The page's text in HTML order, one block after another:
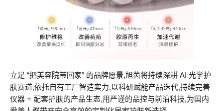
立足 “把美容院带回家” 的品牌愿景,旭茵将持续深耕 AI 光学护
肤赛道,依托自有工厂智造实力,以科研赋能产品迭代,持续完善
仪器 + 配套护肤的产品生态,用严谨的品控与前沿科技,为国内